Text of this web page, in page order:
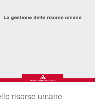
risorse umane